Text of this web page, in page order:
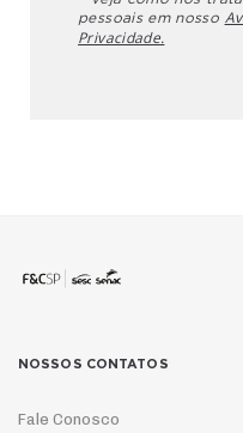
pessoais em nosso
Privacidade.
NOSSOS CONTATOS
Fale Conosco